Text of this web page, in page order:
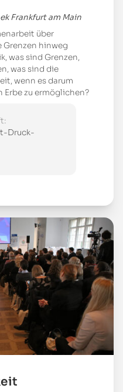
Frankfurt am Main
über
hinweg
was sind Grenzen,
was sind die
wenn es darum
Erbe zu ermöglichen?
Druck-